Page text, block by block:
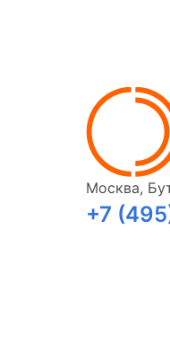
Москва,
+7